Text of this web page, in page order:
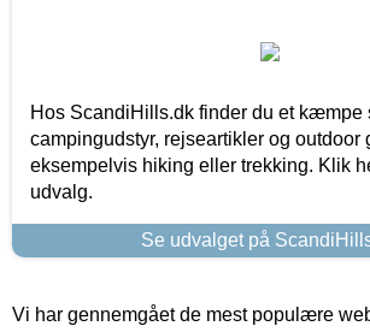
Hos ScandiHills.dk finder du et kæmpe
campingudstyr, rejseartikler og outdoor
eksempelvis hiking eller trekking. Klik
udvalg.
Se udvalget på
Vi har gennemgået de mest populære